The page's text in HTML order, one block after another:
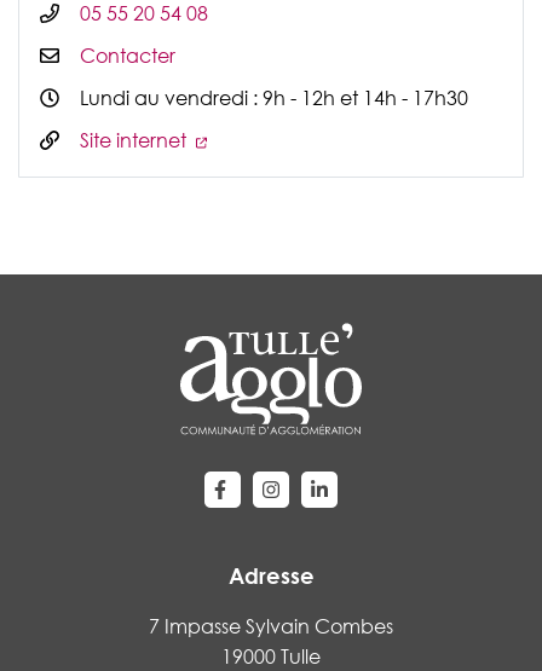
05 55 20 54 08
Contacter
Lundi au vendredi : 9h - 12h et 14h - 17h30
Site internet
Lien vers le compte Facebook
Lien vers le compte Instagram
Lien vers le compte
Adresse
7 Impasse Sylvain Combes
19000 Tulle